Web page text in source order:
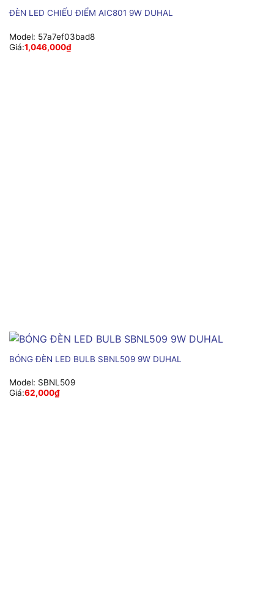
ĐÈN LED CHIẾU ĐIỂM AIC801 9W DUHAL
Model: 57a7ef03bad8
Giá:1,046,000₫
BÓNG ĐÈN LED BULB SBNL509 9W DUHAL
Model: SBNL509
Giá:62,000₫